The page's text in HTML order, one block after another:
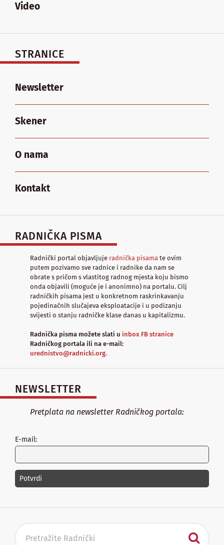
Video
STRANICE
Newsletter
Skener
O nama
Kontakt
RADNIČKA PISMA
Radnički portal objavljuje radnička pisama te ovim
putem pozivamo sve radnice i radnike da nam se
obrate s pričom s vlastitog radnog mjesta koju bismo
onda objavili (moguće je i anonimno) na portalu. Cilj
radničkih pisama jest u konkretnom raskrinkavanju
pojedinačnih slučajeva eksploatacije i u podizanju
svijesti o stanju radničke klase danas u kapitalizmu.
Radnička pisma možete slati u inbox FB stranice
Radničkog portala ili na e-mail:
urednistvo@radnicki.org.
NEWSLETTER
Pretplata na newsletter Radničkog portala:
E-mail: